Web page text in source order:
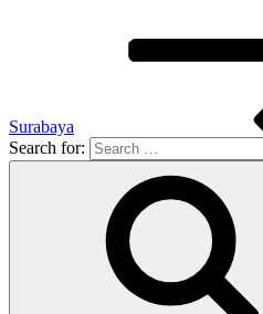
Surabaya
Search for: